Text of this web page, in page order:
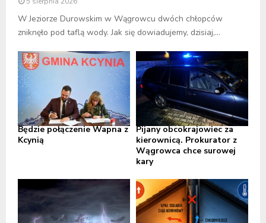
W Jeziorze Durowskim w Wągrowcu dwóch chłopców
zniknęło pod taflą wody. Jak się dowiadujemy, dzisiaj,...
Będzie połączenie Wapna z
Kcynią
Pijany obcokrajowiec za
kierownicą. Prokurator z
Wągrowca chce surowej
kary